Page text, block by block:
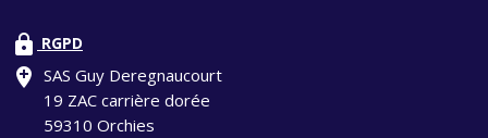
lock RGPD
add_location SAS Guy Deregnaucourt
19 ZAC carrière dorée
59310 Orchies